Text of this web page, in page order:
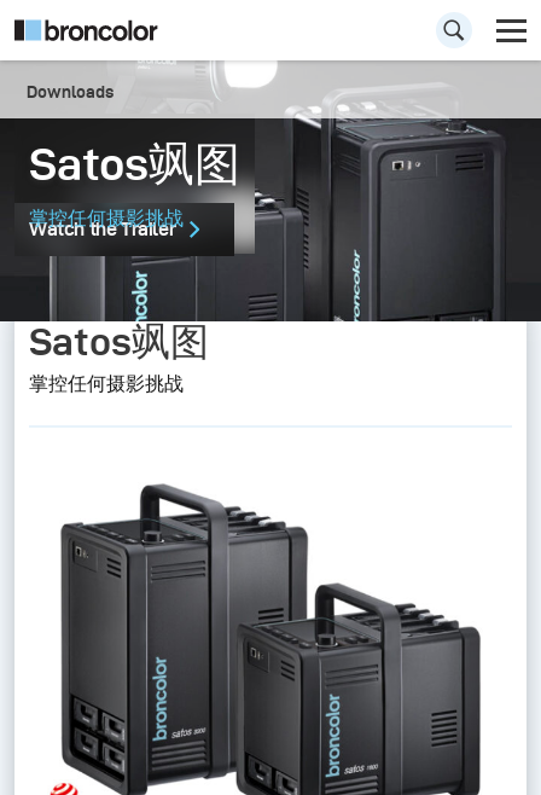
Downloads
Satos飒图
掌控任何摄影挑战
Watch the Trailer
Satos飒图
掌控任何摄影挑战